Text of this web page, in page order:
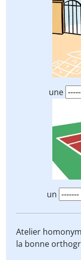
une
un
Atelier
la bonne